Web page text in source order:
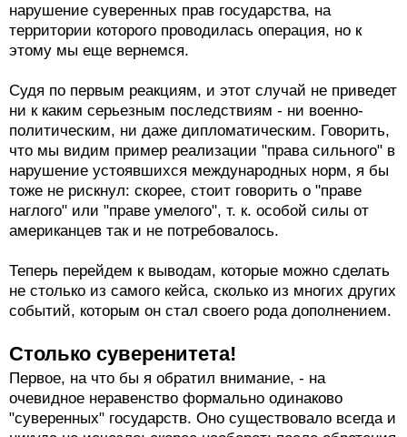
нарушение суверенных прав государства, на
территории которого проводилась операция, но к
этому мы еще вернемся.
Судя по первым реакциям, и этот случай не приведет
ни к каким серьезным последствиям - ни военно-
политическим, ни даже дипломатическим. Говорить,
что мы видим пример реализации "права сильного" в
нарушение устоявшихся международных норм, я бы
тоже не рискнул: скорее, стоит говорить о "праве
наглого" или "праве умелого", т. к. особой силы от
американцев так и не потребовалось.
Теперь перейдем к выводам, которые можно сделать
не столько из самого кейса, сколько из многих других
событий, которым он стал своего рода дополнением.
Столько суверенитета!
Первое, на что бы я обратил внимание, - на
очевидное неравенство формально одинаково
"суверенных" государств. Оно существовало всегда и